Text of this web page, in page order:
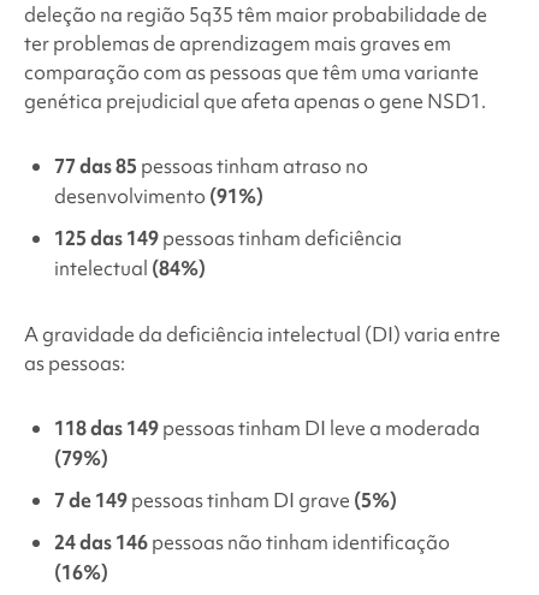
deleção na região 5q35 têm maior probabilidade de
ter problemas de aprendizagem mais graves em
comparação com as pessoas que têm uma variante
genética prejudicial que afeta apenas o gene NSD1.
77 das 85 pessoas tinham atraso no
desenvolvimento (91%)
125 das 149pessoas tinham deficiência
intelectual (84%)
A gravidade da deficiência intelectual (DI) varia entre
as pessoas:
118 das 149pessoas tinham DI leve a moderada
(79%)
7 de 149pessoas tinham DI grave (5%)
24 das 146pessoas não tinham identificação
(16%)